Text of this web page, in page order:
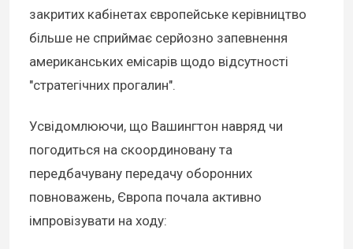
закритих кабінетах європейське керівництво
більше не сприймає серйозно запевнення
американських емісарів щодо відсутності
"стратегічних прогалин".
Усвідомлюючи, що Вашингтон навряд чи
погодиться на скоординовану та
передбачувану передачу оборонних
повноважень, Європа почала активно
імпровізувати на ходу: